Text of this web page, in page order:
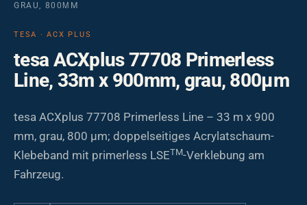
GRAU, 800ΜM
TESA · ACX PLUS
tesa ACXplus 77708 Primerless
Line, 33m x 900mm, grau, 800µm
tesa ACXplus 77708 Primerless Line – 33 m x 900
mm, grau, 800 µm; doppelseitiges Acrylatschaum-
Klebeband mit primerless LSETM-Verklebung am
Fahrzeug.